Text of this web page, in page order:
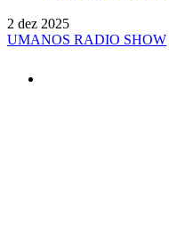
2 dez 2025
UMANOS RADIO SHOW